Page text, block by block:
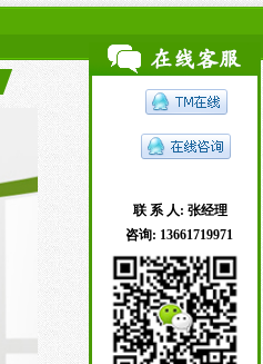
联 系 人: 张经理
咨询: 13661719971